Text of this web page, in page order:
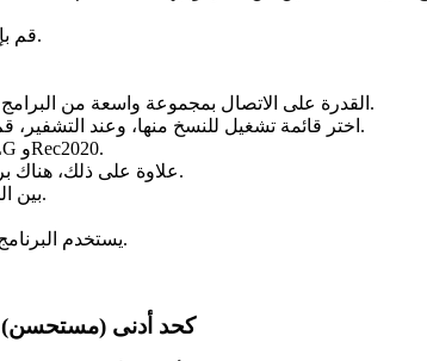
قم بإحضار ملفات الرسوم المتحركة التي تحتوي على إطارات دلتا.
القدرة على الاتصال بمجموعة واسعة من البرامج الأخرى، بما في ذلك الإنترنت وفيسبوك ويوتيوب وما إلى ذلك.
اختر قائمة تشغيل للنسخ منها، وعند التشفير، قم بتنبيه المستخدمين إلى العناصر المفقودة من قائمة الانتظار.
يسمح باستيراد فيديو ProRes HDR، بما في ذلك ألوان PQ/HLG وRec2020.
علاوة على ذلك، هناك برامج تساعدك في إدخال الأسماء تلقائيًا على الأجهزة المختلفة.
بين الحين والآخر، سيتغير الإطار تلقائيًا إلى شيء أحدث وأكثر تنوعًا.
يستخدم البرنامج بشكل شائع للرسومات الديناميكية والتأثيرات المذهلة للغاية.
متطلبات التثبيت لبرنامج Adobe Media Encoder 2020 كحد أدنى (مستحسن)